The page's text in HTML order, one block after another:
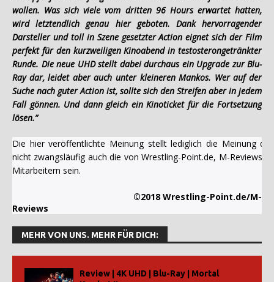
wollen. Was sich viele vom dritten 96 Hours erwartet hatten,
wird letztendlich genau hier geboten. Dank hervorragender
Darsteller und toll in Szene gesetzter Action eignet sich der Film
perfekt für den kurzweiligen Kinoabend in testosterongetränkter
Runde. Die neue UHD stellt dabei durchaus ein Upgrade zur Blu-
Ray dar, leidet aber auch unter kleineren Mankos. Wer auf der
Suche nach guter Action ist, sollte sich den Streifen aber in jedem
Fall gönnen. Und dann gleich ein Kinoticket für die Fortsetzung
lösen.”
Die hier veröffentlichte Meinung stellt lediglich die Meinung
nicht zwangsläufig auch die von Wrestling-Point.de, M-Reviews
Mitarbeitern sein.
©2018 Wrestling-Point.de/M-
Reviews
MEHR VON UNS. MEHR FÜR DICH:
Review | 4K UHD | Blu-Ray | Mortal